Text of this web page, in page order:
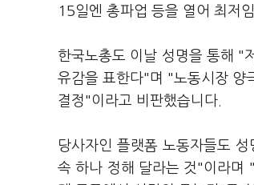
15일엔 총파업 등을 열어 최저
한국노총도 이날 성명을 통해 "
유감을 표한다"며 "노동시장 양
결정"이라고 비판했습니다.
당사자인 플랫폼 노동자들도
속 하나 정해 달라는 것"이라며